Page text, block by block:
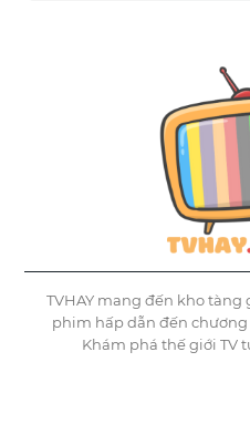
TVHAY mang đến kho tàng
phim hấp dẫn đến
Khám phá thế giới TV